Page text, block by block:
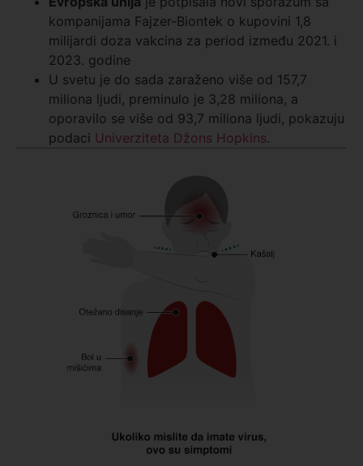
kompanijama Fajzer-Biontek o kupovini 1,8
milijardi doza vakcina za period između 2021. i
2023. godine
U svetu je do sada zaraženo više od 157,7
miliona ljudi, preminulo je 3,28 miliona, a
oporavilo se više od 93,7 miliona ljudi, pokazuju
podaci Univerziteta Džons Hopkins.